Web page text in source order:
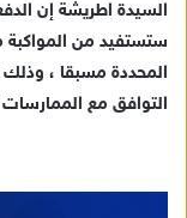
ستستفيد من المواكبة
التوافق مع